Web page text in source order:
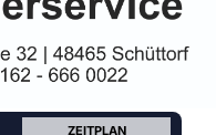
ZEITPLAN